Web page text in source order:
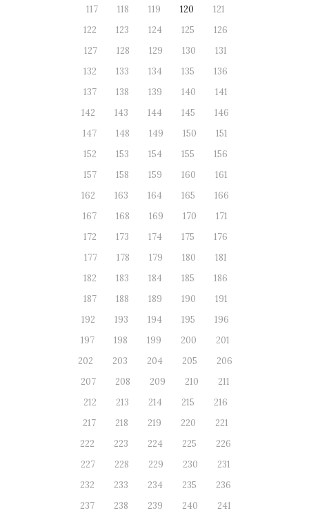
117
118 119 120
121
122
123 124 125
126
127
128 129 130
131
132
133 134 135
136
137
138 139 140
141
142
143 144 145
146
147
148 149 150
151
152
153 154 155
156
157
158 159 160
161
162
163 164 165
166
167
168 169 170
171
172
173 174 175
176
177
178 179 180
181
182
183 184 185
186
187
188 189 190
191
192
193 194 195
196
197
198 199 200
201
202
203 204 205
206
207
208 209 210
211
212
213 214 215
216
217
218 219 220
221
222
223 224 225
226
227
228 229 230
231
232
233 234 235
236
237
238 239 240
241